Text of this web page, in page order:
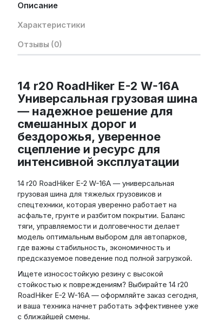
Описание
Характеристики
Отзывы (0)
14 r20 RoadHiker E-2 W-16A
Универсальная грузовая шина
— надежное решение для
смешанных дорог и
бездорожья, уверенное
сцепление и ресурс для
интенсивной эксплуатации
14 r20 RoadHiker E-2 W-16A — универсальная
грузовая шина для тяжелых грузовиков и
спецтехники, которая уверенно работает на
асфальте, грунте и разбитом покрытии. Баланс
тяги, управляемости и долговечности делает
модель оптимальным выбором для автопарков,
где важны стабильность, экономичность и
предсказуемое поведение под полной загрузкой.
Ищете износостойкую резину с высокой
стойкостью к повреждениям? Выбирайте 14 r20
RoadHiker E-2 W-16A — оформляйте заказ сегодня,
и ваша техника начнет работать эффективнее уже
с ближайшей смены.